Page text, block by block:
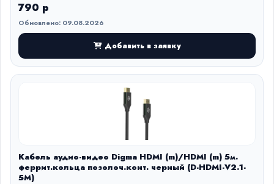
790 р
Обновлено: 09.08.2026
Добавить в заявку
Кабель аудио-видео Digma HDMI (m)/HDMI (m) 5м.
феррит.кольца позолоч.конт. черный (D-HDMI-V2.1-
5M)